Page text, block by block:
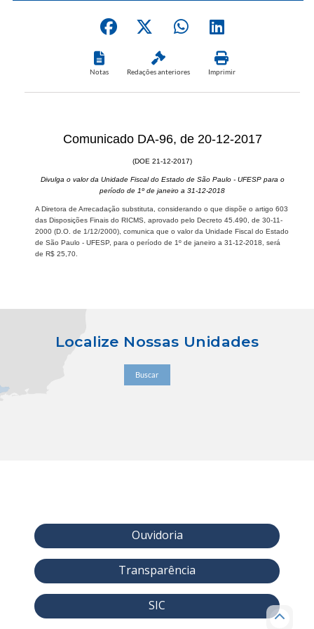
Notas Redações anteriores Imprimir
Comunicado DA-96, de 20-12-2017
(DOE 21-12-2017)
Divulga o valor da Unidade Fiscal do Estado de São Paulo - UFESP para o
período de 1º de janeiro a 31-12-2018
A Diretora de Arrecadação substituta, considerando o que dispõe o artigo 603
das Disposições Finais do RICMS, aprovado pelo Decreto 45.490, de 30-11-
2000 (D.O. de 1/12/2000), comunica que o valor da Unidade Fiscal do Estado
de São Paulo - UFESP, para o período de 1º de janeiro a 31-12-2018, será
de R$ 25,70.
Localize Nossas Unidades
Buscar
Ouvidoria
Transparência
SIC